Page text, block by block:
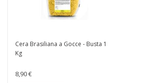
Cera Brasiliana a Gocce - Busta 1
Kg
8,90 €